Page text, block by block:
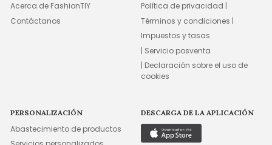
Acerca de FashionTIY
Contáctanos
Política de privacidad |
Términos y condiciones |
Impuestos y tasas
| Servicio posventa
| Declaración sobre el uso de
cookies
PERSONALIZACIÓN
Abastecimiento de productos
DESCARGA DE LA APLICACIÓN